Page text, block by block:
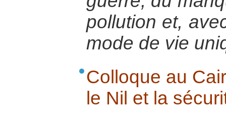
pollution et,
mode de vie
Colloque au
le Nil et la